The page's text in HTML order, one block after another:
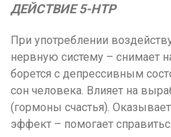
ДЕЙСТВИЕ 5-HTP
При употреблении
нервную систему – снимает
борется с депрессивным
сон человека. Влияет на
(гормоны счастья).
эффект – помогает